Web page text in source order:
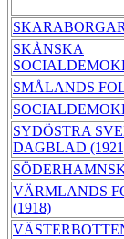
SKÅNSKA
SMÅLANDS
SYDÖSTRA
DAGBLAD
VÄRMLANDS
(1918)